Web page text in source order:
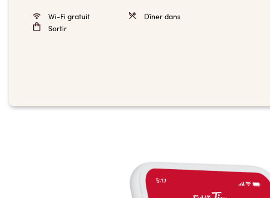
Wi-Fi gratuit
Dîner dans
Sortir